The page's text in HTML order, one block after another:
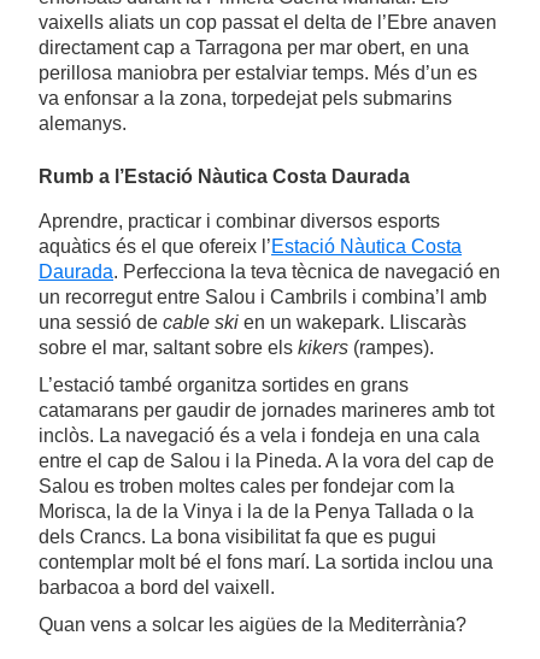
vaixells aliats un cop passat el delta de l’Ebre anaven
directament cap a Tarragona per mar obert, en una
perillosa maniobra per estalviar temps. Més d’un es
va enfonsar a la zona, torpedejat pels submarins
alemanys.
Rumb a l’Estació Nàutica Costa Daurada
Aprendre, practicar i combinar diversos esports
aquàtics és el que ofereix l’Estació Nàutica Costa
Daurada. Perfecciona la teva tècnica de navegació en
un recorregut entre Salou i Cambrils i combina’l amb
una sessió de cable ski en un wakepark. Lliscaràs
sobre el mar, saltant sobre els kikers (rampes).
L’estació també organitza sortides en grans
catamarans per gaudir de jornades marineres amb tot
inclòs. La navegació és a vela i fondeja en una cala
entre el cap de Salou i la Pineda. A la vora del cap de
Salou es troben moltes cales per fondejar com la
Morisca, la de la Vinya i la de la Penya Tallada o la
dels Crancs. La bona visibilitat fa que es pugui
contemplar molt bé el fons marí. La sortida inclou una
barbacoa a bord del vaixell.
Quan vens a solcar les aigües de la Mediterrània?